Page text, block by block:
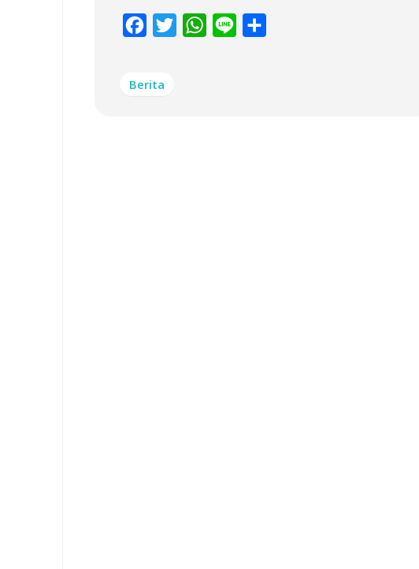
Facebook
Twitter WhatsApp
Line
Berita